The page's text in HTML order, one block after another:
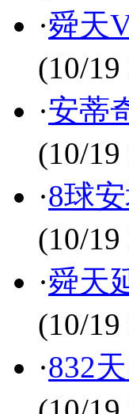
·舜天
(10/19
·安蒂
(10/19
·8球
(10/19
·舜天
(10/19
·832